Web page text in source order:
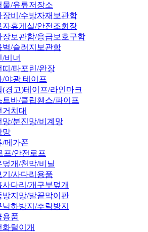
물/유류저장소
장비/수방자재보관함
자휴게실/안전조회장
장보관함/응급보호구함
벽/슬러지보관함
/비너
띠/타포린/완장
/야광 테이프
(경고)테이프/라인마크
트바/클립휀스/파이프
거치대
망/분진망/비계망
망
/메가폰
프/안전로프
덮개/천막/비닐
기/사다리용품
사다리/개구부덮개
방지망/발끝막이판
낙하방지/추락방지
용품
화털이개